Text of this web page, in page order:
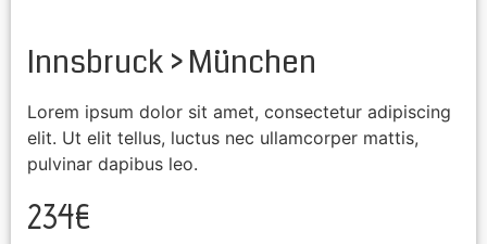
Innsbruck > München
Lorem ipsum dolor sit amet, consectetur adipiscing
elit. Ut elit tellus, luctus nec ullamcorper mattis,
pulvinar dapibus leo.
234€